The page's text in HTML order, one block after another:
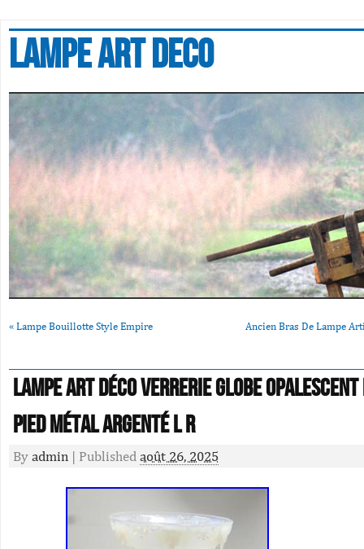
Lampe art deco
« Lampe Bouillotte Style Empire Ancien Bras De Lampe
Lampe Art Déco Verrerie Globe Opalescent
Pied Métal Argenté L R
By admin | Published août 26, 2025